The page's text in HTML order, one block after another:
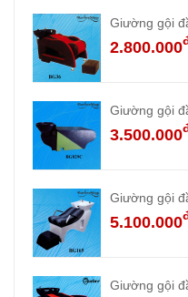
Giường gội
2.800.000
Giường gội
3.500.000
Giường gội
5.100.000
Giường gội